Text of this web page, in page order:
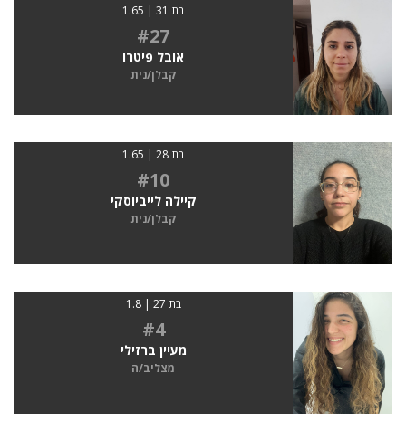
בת 31 | 1.65
#27
אובל פיטרו
קבלן/נית
בת 28 | 1.65
#10
קיילה לייביוסקי
קבלן/נית
בת 27 | 1.8
#4
מעיין ברזילי
מצליב/ה